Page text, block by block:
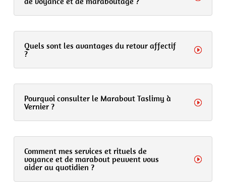
Quels sont les avantages du retour affectif
?
Pourquoi consulter le Marabout Taslimy à
Vernier ?
Comment mes services et rituels de
voyance et de marabout peuvent vous
aider au quotidien ?